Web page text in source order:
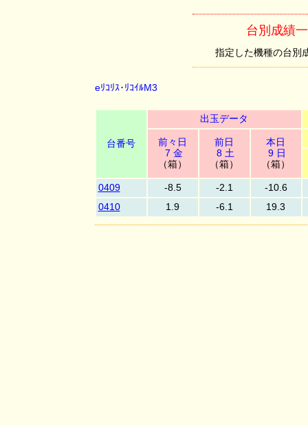
台別成績
指定した機種の台別
eﾘｺﾘｽ･ﾘｺｲﾙM3
台番号
出玉データ
前々日
7 金
（箱）
前日
8 土
（箱）
本日
9 日
（箱）
0409 -8.5 -2.1
-10.6
0410
1.9 -6.1 19.3